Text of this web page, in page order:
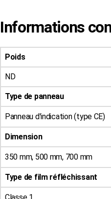
Informations
Poids
ND
Type de panneau
Panneau d'indication (type CE)
Dimension
350 mm, 500 mm, 700 mm
Type de film réfléchissant
Classe 1